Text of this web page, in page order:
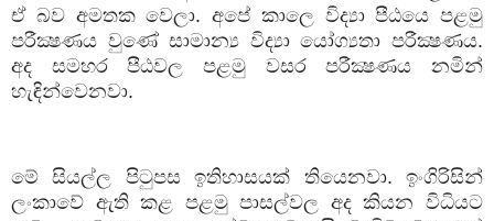
ඒ බව අමතක වෙලා. අපේ කාලෙ විද්‍යා පීඨයෙ පළමු
පරීක්‍ෂණය වුණේ සාමාන්‍ය විද්‍යා යෝග්‍යතා පරීක්‍ෂණය.
අද සමහර පීඨවල පළමු වසර පරීක්‍ෂණය නමින්
හැඳින්වෙනවා.
මේ සියල්ල පිටුපස ඉතිහාසයක් තියෙනවා. ඉංගිරිසින්
ලංකාවේ ඇති කළ පළමු පාසල්වල අද කියන විධියට